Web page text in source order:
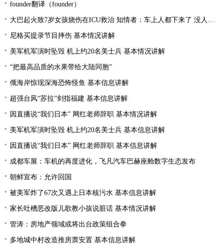
founder翻译（founder）
大巴起火致7岁女孩烧伤在ICU救治 知情者：车上人都下来了 没人叫醒她
尼格买提录节目摔伤 基本情况讲解
美军机军演时坠毁 机上约20名美士兵 基本情况讲解
“把最高品质的水果带给大陆同胞”
俄海岸惊现深海恐怖怪鱼 基本信息讲解
超强台风“苏拉”剑指福建 基本信息讲解
因直播说“我们日本” 网红老师辞职 基本情况讲解
美军机军演时坠毁 机上约20名美士兵 基本信息讲解
因直播说“我们日本” 网红老师辞职 基本信息讲解
成都车展：车机的再度进化，飞凡汽车巴赫座舱数字生态发布
朝鲜宣布：允许回国
被美军炸了67次又遇上日本核污水 基本信息讲解
家长吐槽恶改版儿歌教小孩说脏话 基本情况讲解
管涛：房地产领域或将出台政策组合拳
多地城中村改造推房票安置 基本信息讲解